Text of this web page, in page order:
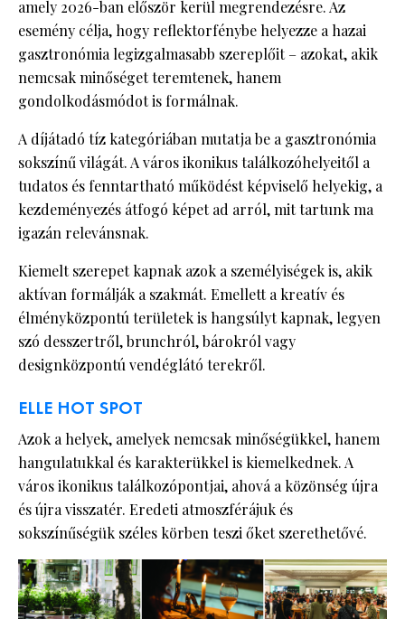
amely 2026-ban először kerül megrendezésre. Az
esemény célja, hogy reflektorfénybe helyezze a hazai
gasztronómia legizgalmasabb szereplőit – azokat, akik
nemcsak minőséget teremtenek, hanem
gondolkodásmódot is formálnak.
A díjátadó tíz kategóriában mutatja be a gasztronómia
sokszínű világát. A város ikonikus találkozóhelyeitől a
tudatos és fenntartható működést képviselő helyekig, a
kezdeményezés átfogó képet ad arról, mit tartunk ma
igazán relevánsnak.
Kiemelt szerepet kapnak azok a személyiségek is, akik
aktívan formálják a szakmát. Emellett a kreatív és
élményközpontú területek is hangsúlyt kapnak, legyen
szó desszertről, brunchról, bárokról vagy
designközpontú vendéglátó terekről.
ELLE HOT SPOT
Azok a helyek, amelyek nemcsak minőségükkel, hanem
hangulatukkal és karakterükkel is kiemelkednek. A
város ikonikus találkozópontjai, ahová a közönség újra
és újra visszatér. Eredeti atmoszférájuk és
sokszínűségük széles körben teszi őket szerethetővé.